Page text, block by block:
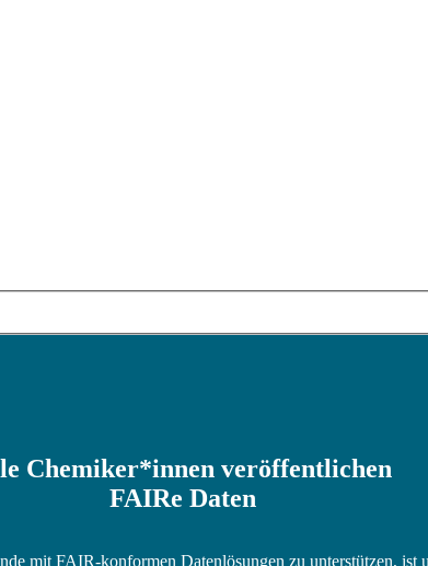
Chemiker*innen veröffentlichen
FAIRe Daten
mit FAIR-konformen Datenlösungen zu unterstützen, ist